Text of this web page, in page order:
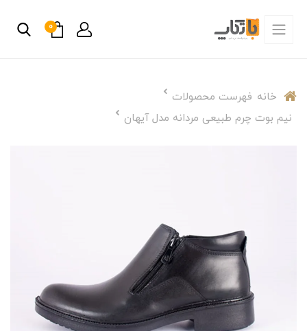
0
خانه فهرست محصولات
نیم بوت چرم طبیعی مردانه مدل آیهان